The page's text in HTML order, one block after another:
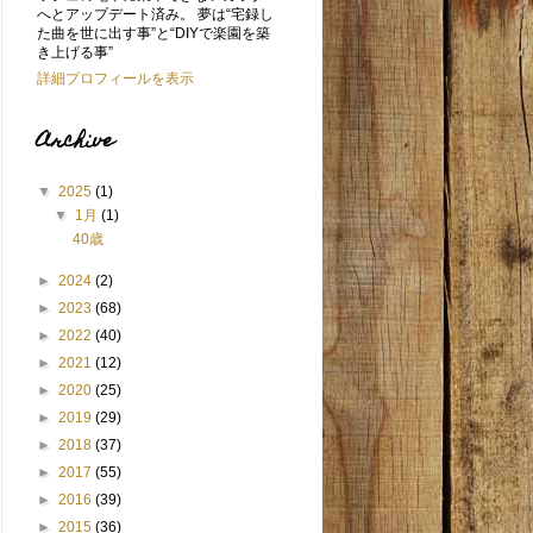
へとアップデート済み。 夢は“宅録し
た曲を世に出す事”と“DIYで楽園を築
き上げる事”
詳細プロフィールを表示
Archive
▼ 2025 (1)
▼ 1月(1)
40歳
► 2024 (2)
► 2023 (68)
► 2022 (40)
► 2021 (12)
► 2020 (25)
► 2019 (29)
► 2018 (37)
► 2017 (55)
► 2016 (39)
► 2015 (36)